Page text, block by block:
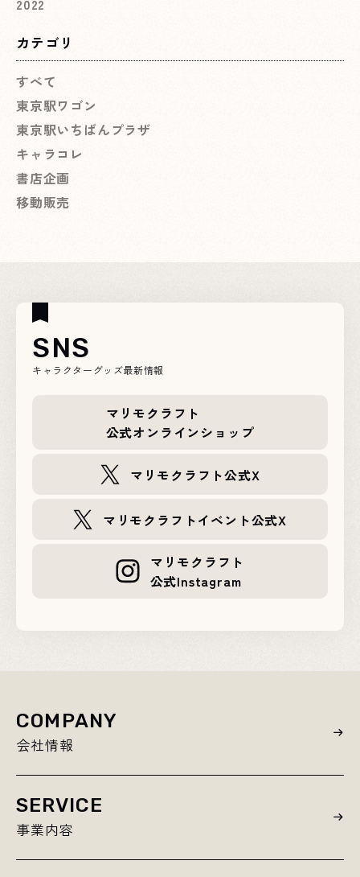
2022
カテゴリ
すべて
東京駅ワゴン
東京駅いちばんプラザ
キャラコレ
書店企画
移動販売
SNS
キャラクターグッズ最新情報
マリモクラフト
公式オンラインショップ
マリモクラフト公式X
マリモクラフトイベント公式X
マリモクラフト
公式Instagram
COMPANY
会社情報
SERVICE
事業内容